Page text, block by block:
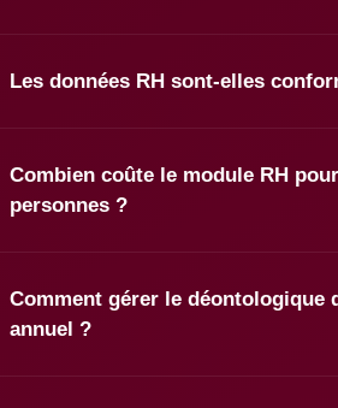
Les données RH sont-elles
Combien coûte le module RH
personnes ?
Comment gérer le déontologique
annuel ?